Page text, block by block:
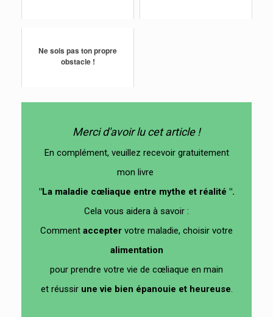
Ne sois pas ton propre
obstacle !
Merci d'avoir lu cet article !
En complément, veuillez recevoir gratuitement
mon livre
"La maladie cœliaque entre mythe et réalité ".
Cela vous aidera à savoir :
Comment accepter votre maladie, choisir votre
alimentation
pour prendre votre vie de cœliaque en main
et réussir une vie bien épanouie et heureuse.